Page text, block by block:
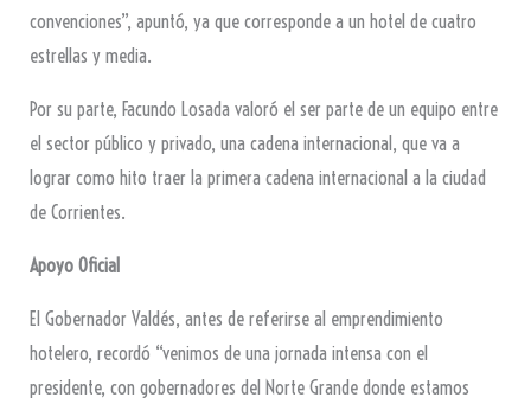
convenciones”, apuntó, ya que corresponde a un hotel de cuatro
estrellas y media.
Por su parte, Facundo Losada valoró el ser parte de un equipo entre
el sector público y privado, una cadena internacional, que va a
lograr como hito traer la primera cadena internacional a la ciudad
de Corrientes.
Apoyo Oficial
El Gobernador Valdés, antes de referirse al emprendimiento
hotelero, recordó “venimos de una jornada intensa con el
presidente, con gobernadores del Norte Grande donde estamos